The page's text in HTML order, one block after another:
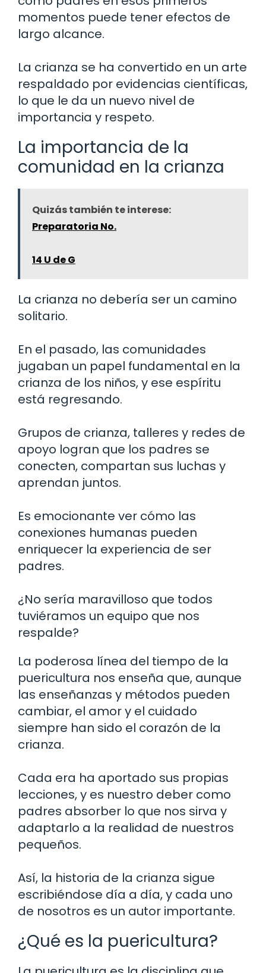
momentos puede tener efectos de
largo alcance.
La crianza se ha convertido en un arte
respaldado por evidencias científicas,
lo que le da un nuevo nivel de
importancia y respeto.
La importancia de la
comunidad en la crianza
Quizás también te interese:
Preparatoria No.
14 U de G
La crianza no debería ser un camino
solitario.
En el pasado, las comunidades
jugaban un papel fundamental en la
crianza de los niños, y ese espíritu
está regresando.
Grupos de crianza, talleres y redes de
apoyo logran que los padres se
conecten, compartan sus luchas y
aprendan juntos.
Es emocionante ver cómo las
conexiones humanas pueden
enriquecer la experiencia de ser
padres.
¿No sería maravilloso que todos
tuviéramos un equipo que nos
respalde?
La poderosa línea del tiempo de la
puericultura nos enseña que, aunque
las enseñanzas y métodos pueden
cambiar, el amor y el cuidado
siempre han sido el corazón de la
crianza.
Cada era ha aportado sus propias
lecciones, y es nuestro deber como
padres absorber lo que nos sirva y
adaptarlo a la realidad de nuestros
pequeños.
Así, la historia de la crianza sigue
escribiéndose día a día, y cada uno
de nosotros es un autor importante.
¿Qué es la puericultura?